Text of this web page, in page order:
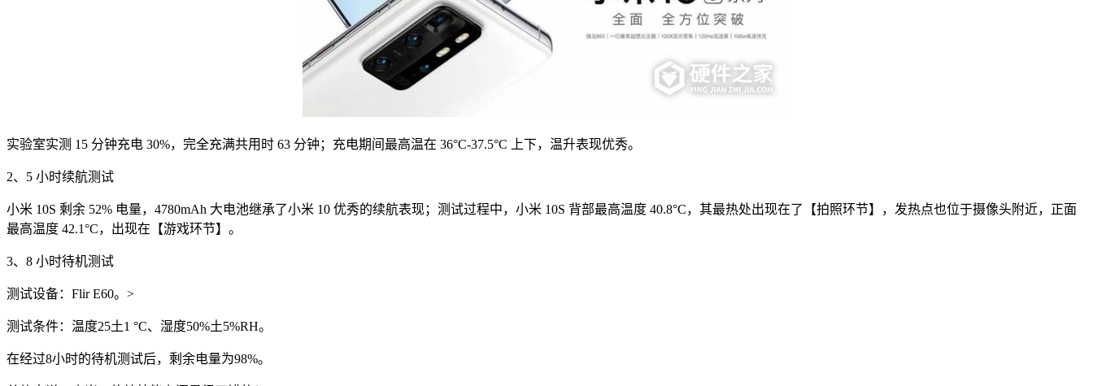
实验室实测 15 分钟充电 30%，完全充满共用时 63 分钟；充电期间最高温在 36°C-37.5°C 上下，温升表现优秀。
2、5 小时续航测试
小米 10S 剩余 52% 电量，4780mAh 大电池继承了小米 10 优秀的续航表现；测试过程中，小米 10S 背部最高温度 40.8°C，其最热处出现在了【拍照环节】，发热点也位于摄像头附近，正面
最高温度 42.1°C，出现在【游戏环节】。
3、8 小时待机测试
测试设备：Flir E60。>
测试条件：温度25土1 °C、湿度50%土5%RH。
在经过8小时的待机测试后，剩余电量为98%。